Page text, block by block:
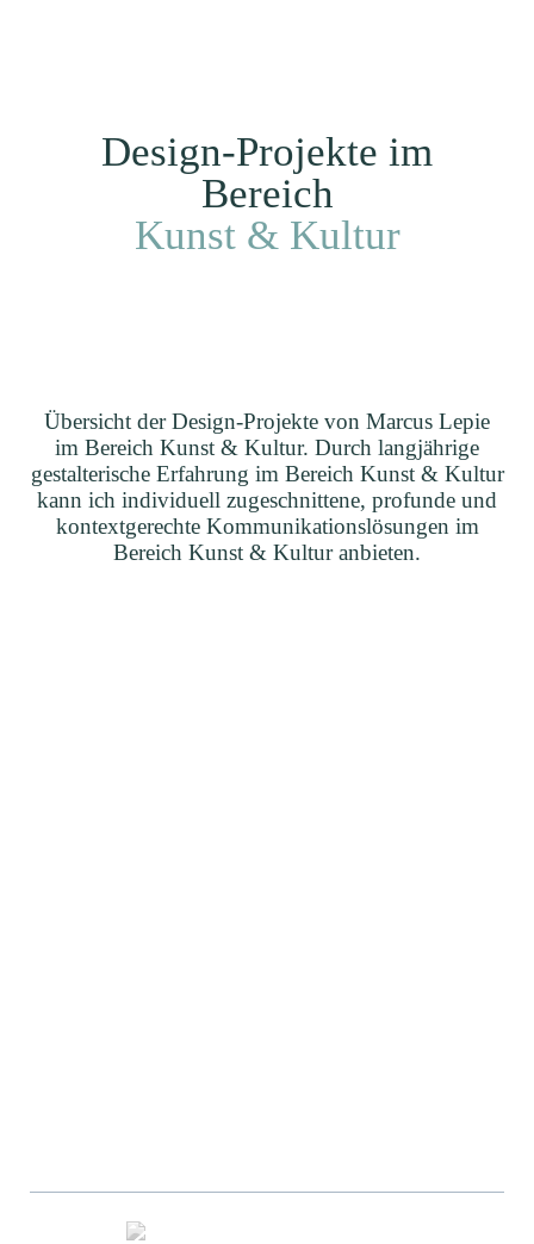
Design-Projekte im
Bereich
Kunst & Kultur
Übersicht der Design-Projekte von Marcus Lepie
im Bereich Kunst & Kultur. Durch langjährige
gestalterische Erfahrung im Bereich Kunst & Kultur
kann ich individuell zugeschnittene, profunde und
kontextgerechte Kommunikationslösungen im
Bereich Kunst & Kultur anbieten.